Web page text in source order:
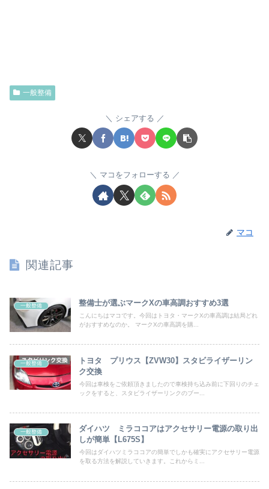
一般整備
シェアする
マコをフォローする
マコ
関連記事
一般整備 整備士が選ぶマークXの車高調おすすめ3選
こんにちはマコです。今回はトヨタ・マークXの車高調は結局どれ
がおすすめなのか。 マークXの車高調を購...
一般整備
トヨタ プリウス【ZVW30】スタビライザーリン
ク交換
今回は車検をご依頼頂きましたので車検持ち込み前に下回りのチェ
ックをすると、スタビライザーリンクのブー...
一般整備
ダイハツ ミラココアはアクセサリー電源の取り出
しが簡単【L675S】
今回はダイハツミラココアの簡単でしかも確実にアクセサリー電源
を取る方法を解説していきます。これからミ...